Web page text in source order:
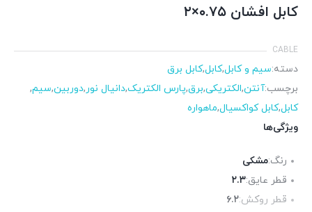
کابل افشان ۰.۷۵×۲
CABLE
دسته:سیم و کابل,کابل,کابل برق
برچسب:آنتن,الکتریکی,برق,پارس الکتریک,دانیال نور,دوربین,سیم,
کابل,کابل کواکسیال,ماهواره
ویژگی‌ها
رنگ:مشکی
قطر عایق:۲.۳
قطر روکش:۶.۲